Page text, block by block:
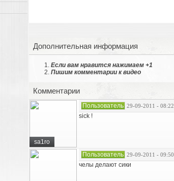
Дополнительная информация
Если вам нравится нажимаем +1
Пишим комментарии к видео
Комментарии
sa1ro
Пользователь 29-09-2011 - 08:22
sick !
Пользователь 29-09-2011 - 09:50
челы делают сики